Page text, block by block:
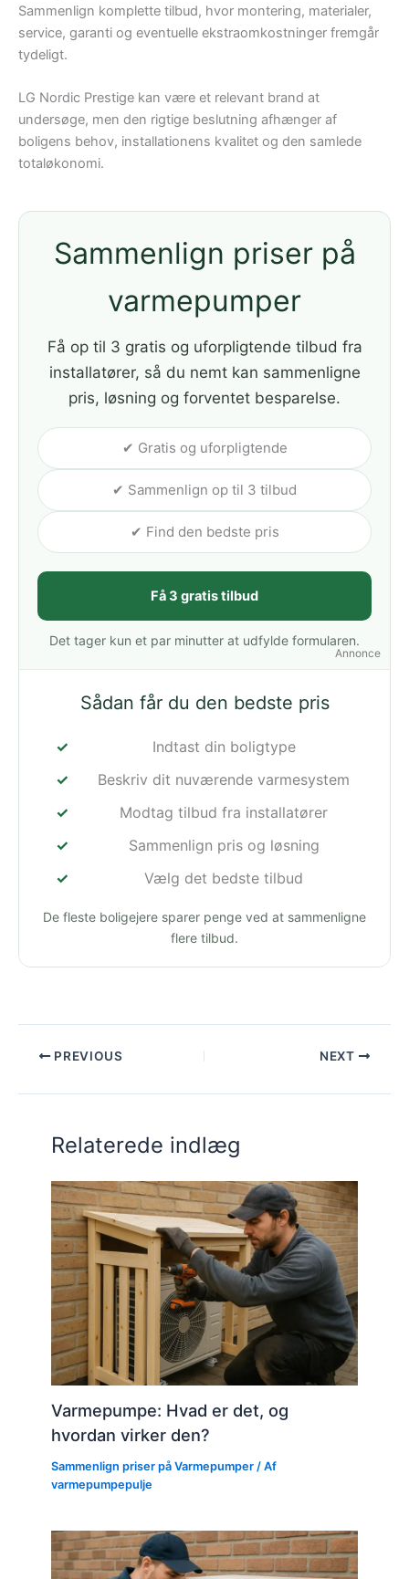
Sammenlign komplette tilbud, hvor montering, materialer,
service, garanti og eventuelle ekstraomkostninger fremgår
tydeligt.
LG Nordic Prestige kan være et relevant brand at
undersøge, men den rigtige beslutning afhænger af
boligens behov, installationens kvalitet og den samlede
totaløkonomi.
Annonce
Sammenlign priser på
varmepumper
Få op til 3 gratis og uforpligtende tilbud fra
installatører, så du nemt kan sammenligne
pris, løsning og forventet besparelse.
✔ Gratis og uforpligtende
✔ Sammenlign op til 3 tilbud
✔ Find den bedste pris
Få 3 gratis tilbud
Det tager kun et par minutter at udfylde formularen.
Sådan får du den bedste pris
Indtast din boligtype
Beskriv dit nuværende varmesystem
Modtag tilbud fra installatører
Sammenlign pris og løsning
Vælg det bedste tilbud
De fleste boligejere sparer penge ved at sammenligne
flere tilbud.
PREVIOUS NEXT
Relaterede indlæg
Varmepumpe: Hvad er det, og
hvordan virker den?
Sammenlign priser på Varmepumper / Af
varmepumpepulje